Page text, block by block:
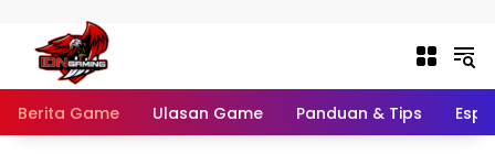
Berita Game Ulasan Game Panduan & Tips